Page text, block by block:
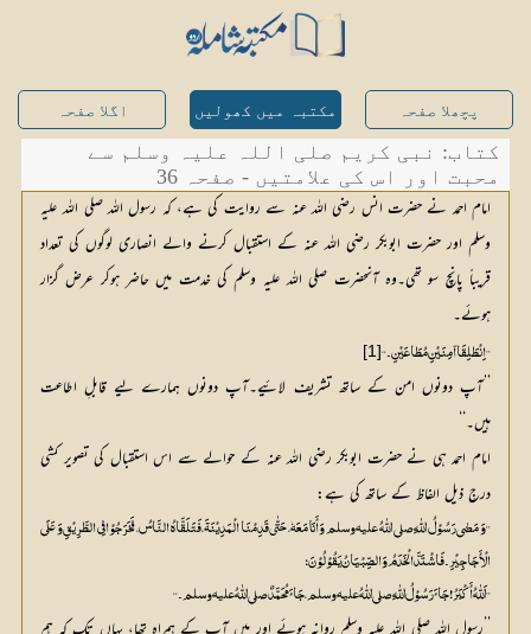
پچھلا صفحہ مکتبہ میں کھولیں اگلا صفحہ
کتاب: نبی کریم صلی اللہ علیہ وسلم سے
محبت اور اس کی علامتیں - صفحہ 36
امام احمد نے حضرت انس رضی اللہ عنہ سے روایت کی ہے، کہ رسول اللہ صلی اللہ علیہ
وسلم اور حضرت ابوبکر رضی اللہ عنہ کے استقبال کرنے والے انصاری لوگوں کی تعداد
قریباً پانچ سو تھی۔وہ آنحضرت صلی اللہ علیہ وسلم کی خدمت میں حاضر ہوکر عرض گزار
ہوئے۔
’’اِنْطَلِقَا آمِنَیْنِ مُطَاعَیْنِ۔‘‘[1]
’’آپ دونوں امن کے ساتھ تشریف لائیے۔آپ دونوں ہمارے لیے قابلِ اطاعت
ہیں۔‘‘
امام احمد ہی نے حضرت ابوبکر رضی اللہ عنہ کے حوالے سے اس استقبال کی تصویر کشی
درجِ ذیل الفاظ کے ساتھ کی ہے:
’’وَ مَضٰی رَسُوْلُ اللّٰہِ صلي اللّٰهُ عليه وسلم وَ أَنَا مَعَہٗ، حَتّٰی قَدِمْنَا الْمَدِیْنَۃَ، فَتَلَقَّاہُ النَّاسُ، فَخَرَجُوْا فِی الطَّرِیْقِ وَ عَلَی
الْأَجَاجِیْرِ۔فَاشْتَدَّ الْخَدَمُ وَ الصِّبْیَانُ یَقُوْلُوْنَ:
’’اَللّٰہُ أَکْبَرُ!جَائَ رَسُوْلُ اللّٰہِ صلي اللّٰهُ عليه وسلم، جَائَ مُحَمَّدٌ صلي اللّٰهُ عليه وسلم۔‘‘